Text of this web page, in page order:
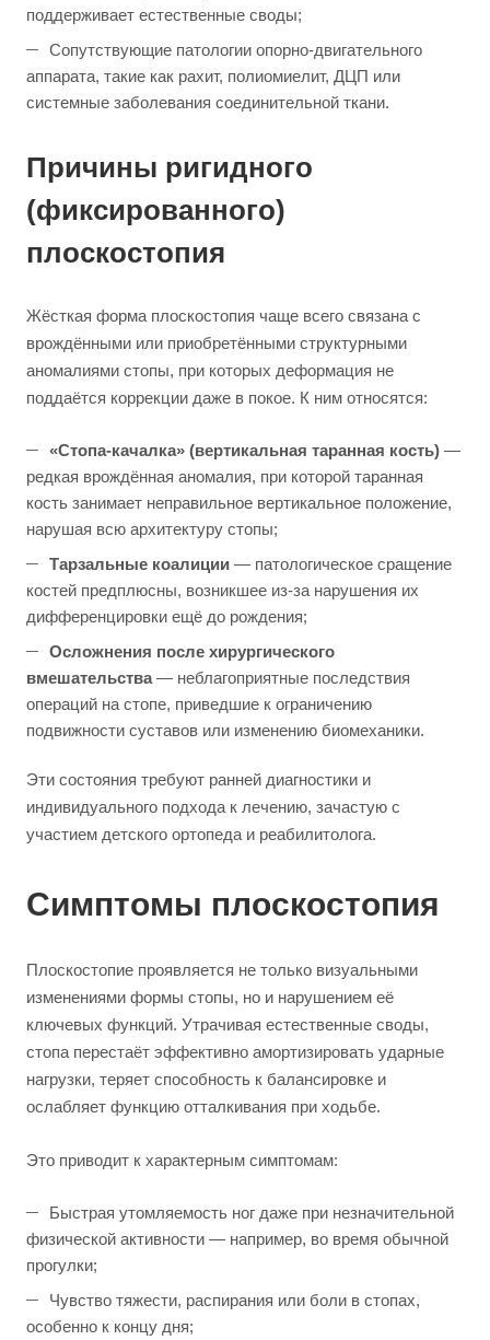
поддерживает естественные своды;
Сопутствующие патологии опорно-двигательного
аппарата, такие как рахит, полиомиелит, ДЦП или
системные заболевания соединительной ткани.
Причины ригидного
(фиксированного)
плоскостопия
Жёсткая форма плоскостопия чаще всего связана с
врождёнными или приобретёнными структурными
аномалиями стопы, при которых деформация не
поддаётся коррекции даже в покое. К ним относятся:
«Стопа-качалка» (вертикальная таранная кость) —
редкая врождённая аномалия, при которой таранная
кость занимает неправильное вертикальное положение,
нарушая всю архитектуру стопы;
Тарзальные коалиции — патологическое сращение
костей предплюсны, возникшее из-за нарушения их
дифференцировки ещё до рождения;
Осложнения после хирургического
вмешательства— неблагоприятные последствия
операций на стопе, приведшие к ограничению
подвижности суставов или изменению биомеханики.
Эти состояния требуют ранней диагностики и
индивидуального подхода к лечению, зачастую с
участием детского ортопеда и реабилитолога.
Симптомы плоскостопия
Плоскостопие проявляется не только визуальными
изменениями формы стопы, но и нарушением её
ключевых функций. Утрачивая естественные своды,
стопа перестаёт эффективно амортизировать ударные
нагрузки, теряет способность к балансировке и
ослабляет функцию отталкивания при ходьбе.
Это приводит к характерным симптомам:
Быстрая утомляемость ног даже при незначительной
физической активности — например, во время обычной
прогулки;
Чувство тяжести, распирания или боли в стопах,
особенно к концу дня;